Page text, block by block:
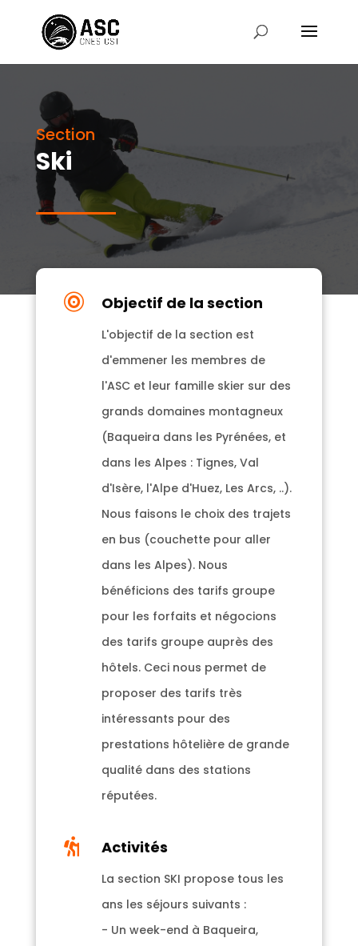
Section
Ski
 Objectif de la section
L'objectif de la section est
d'emmener les membres de
l'ASC et leur famille skier sur des
grands domaines montagneux
(Baqueira dans les Pyrénées, et
dans les Alpes : Tignes, Val
d'Isère, l'Alpe d'Huez, Les Arcs, ..).
Nous faisons le choix des trajets
en bus (couchette pour aller
dans les Alpes). Nous
bénéficions des tarifs groupe
pour les forfaits et négocions
des tarifs groupe auprès des
hôtels. Ceci nous permet de
proposer des tarifs très
intéressants pour des
prestations hôtelière de grande
qualité dans des stations
réputées.
 Activités
La section SKI propose tous les
ans les séjours suivants :
- Un week-end à Baqueira,